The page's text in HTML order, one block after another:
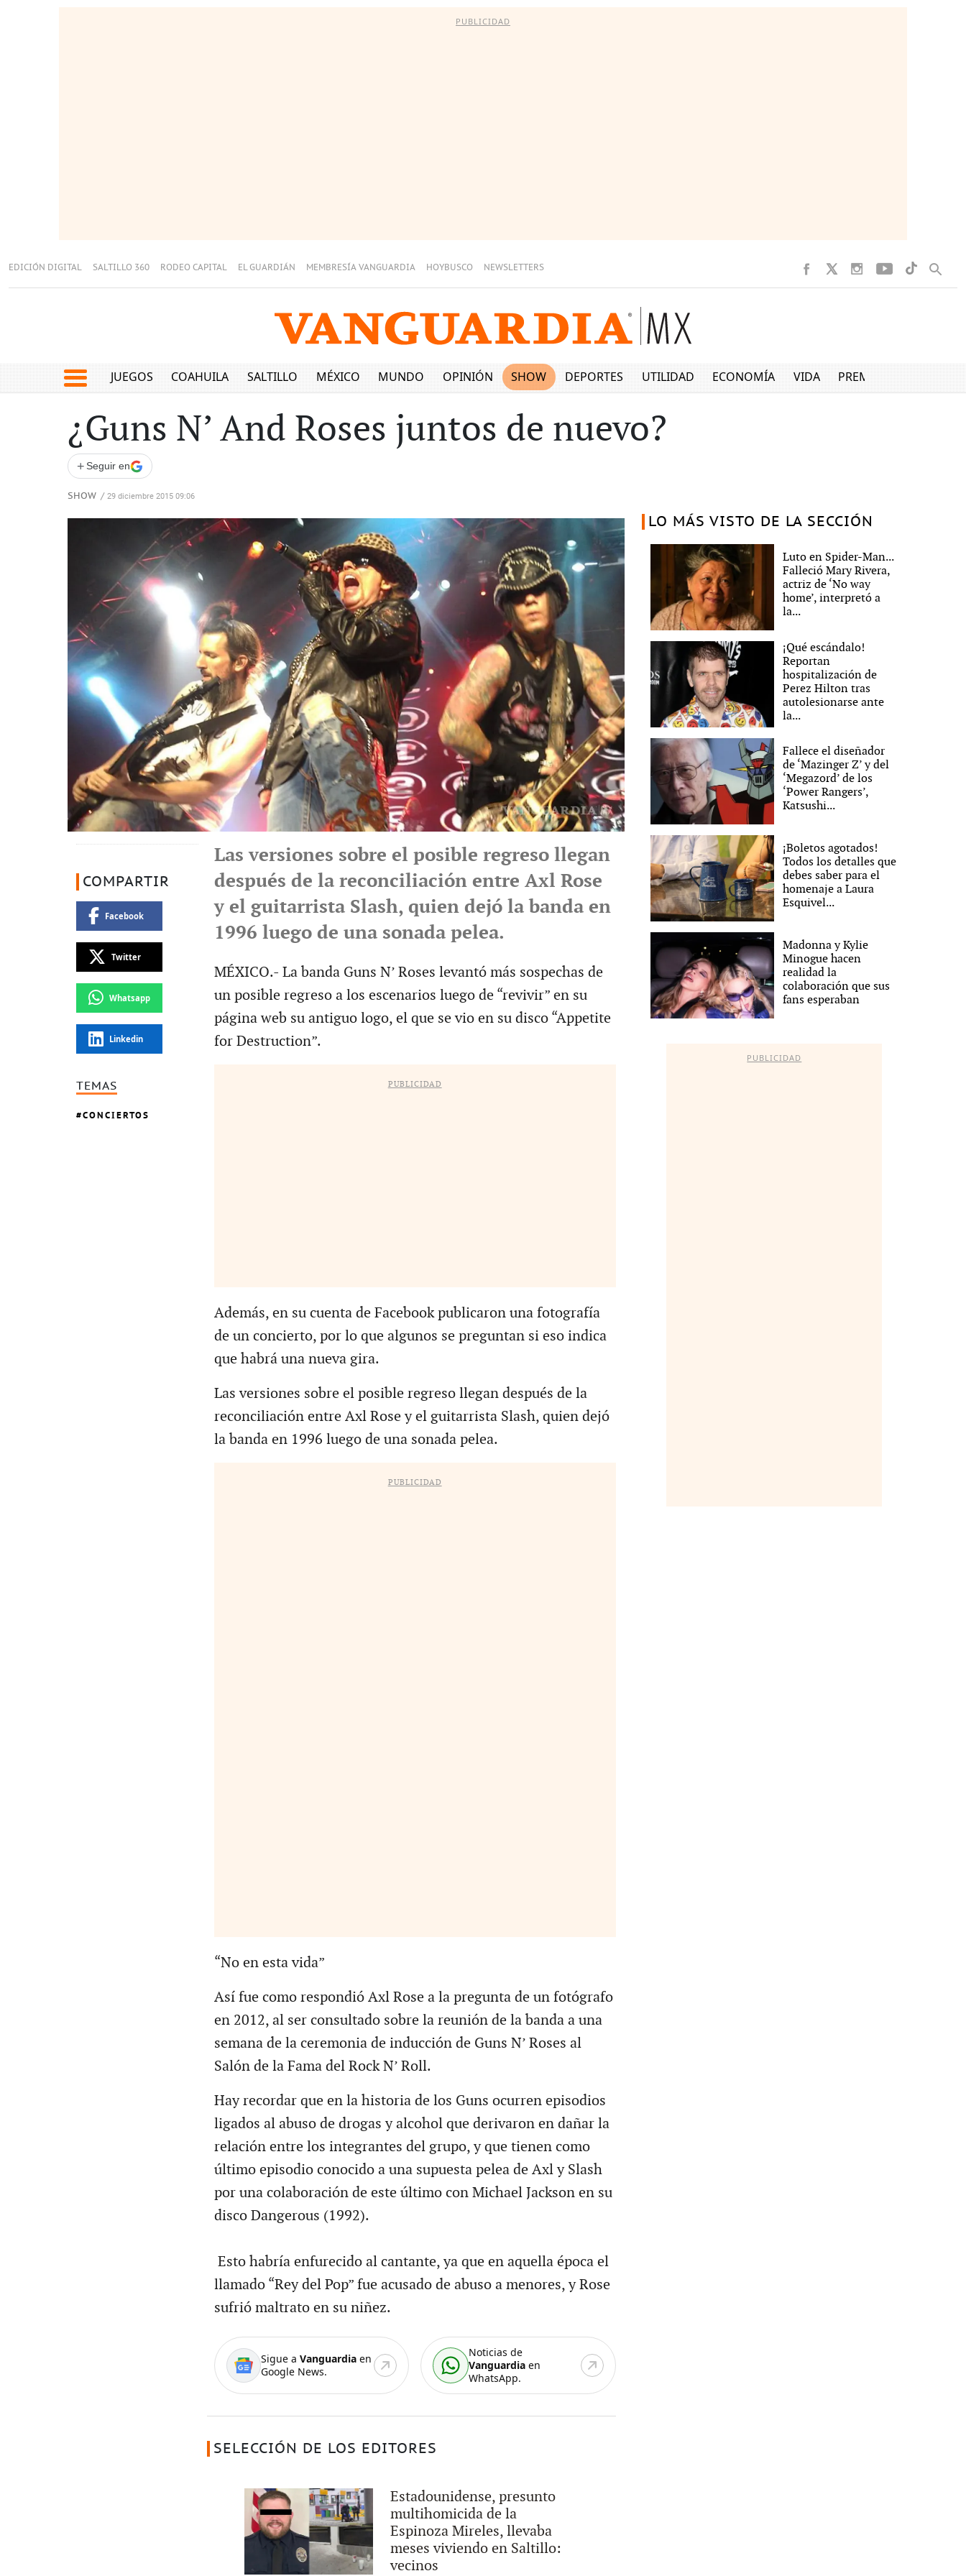
PUBLICIDAD
EDICIÓN DIGITAL SALTILLO 360 RODEO CAPITAL EL GUARDIÁN MEMBRESÍA VANGUARDIA HOYBUSCO NEWSLETTERS
JUEGOS COAHUILA SALTILLO MÉXICO MUNDO OPINIÓN SHOW DEPORTES UTILIDAD ECONOMÍA VIDA PREMIUM
¿Guns N’ And Roses juntos de nuevo?
+ Seguir en
SHOW / 29 diciembre 2015 09:06
COMPARTIR
Facebook
Twitter
Whatsapp
Linkedin
TEMAS
CONCIERTOS
Las versiones sobre el posible regreso llegan
después de la reconciliación entre Axl Rose
y el guitarrista Slash, quien dejó la banda en
1996 luego de una sonada pelea.
MÉXICO.- La banda Guns N’ Roses levantó más sospechas de
un posible regreso a los escenarios luego de “revivir” en su
página web su antiguo logo, el que se vio en su disco “Appetite
for Destruction”.
PUBLICIDAD
Además, en su cuenta de Facebook publicaron una fotografía
de un concierto, por lo que algunos se preguntan si eso indica
que habrá una nueva gira.
Las versiones sobre el posible regreso llegan después de la
reconciliación entre Axl Rose y el guitarrista Slash, quien dejó
la banda en 1996 luego de una sonada pelea.
PUBLICIDAD
“No en esta vida”
Así fue como respondió Axl Rose a la pregunta de un fotógrafo
en 2012, al ser consultado sobre la reunión de la banda a una
semana de la ceremonia de inducción de Guns N’ Roses al
Salón de la Fama del Rock N’ Roll.
Hay recordar que en la historia de los Guns ocurren episodios
ligados al abuso de drogas y alcohol que derivaron en dañar la
relación entre los integrantes del grupo, y que tienen como
último episodio conocido a una supuesta pelea de Axl y Slash
por una colaboración de este último con Michael Jackson en su
disco Dangerous (1992).
Esto habría enfurecido al cantante, ya que en aquella época el
llamado “Rey del Pop” fue acusado de abuso a menores, y Rose
sufrió maltrato en su niñez.
Sigue a Vanguardiaen
Google News.
Noticias de
Vanguardia en
WhatsApp.
SELECCIÓN DE LOS EDITORES
Estadounidense, presunto
multihomicida de la
Espinoza Mireles, llevaba
meses viviendo en Saltillo:
vecinos
LO MÁS VISTO DE LA SECCIÓN
Luto en Spider-Man...
Falleció Mary Rivera,
actriz de ‘No way
home’, interpretó a
la...
¡Qué escándalo!
Reportan
hospitalización de
Perez Hilton tras
autolesionarse ante
la...
Fallece el diseñador
de ‘Mazinger Z’ y del
‘Megazord’ de los
‘Power Rangers’,
Katsushi...
¡Boletos agotados!
Todos los detalles que
debes saber para el
homenaje a Laura
Esquivel...
Madonna y Kylie
Minogue hacen
realidad la
colaboración que sus
fans esperaban
PUBLICIDAD